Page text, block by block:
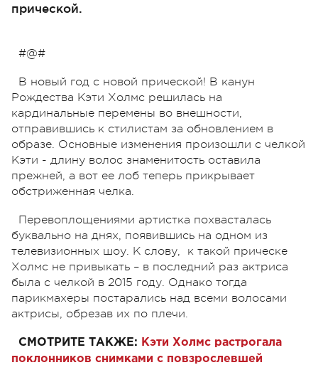
прической.
#@#
В новый год с новой прической! В канун
Рождества Кэти Холмс решилась на
кардинальные перемены во внешности,
отправившись к стилистам за обновлением в
образе. Основные изменения произошли с челкой
Кэти - длину волос знаменитость оставила
прежней, а вот ее лоб теперь прикрывает
обстриженная челка.
Перевоплощениями артистка похвасталась
буквально на днях, появившись на одном из
телевизионных шоу. К слову, к такой прическе
Холмс не привыкать – в последний раз актриса
была с челкой в 2015 году. Однако тогда
парикмахеры постарались над всеми волосами
актрисы, обрезав их по плечи.
СМОТРИТЕ ТАКЖЕ: Кэти Холмс растрогала
поклонников снимками с повзрослевшей